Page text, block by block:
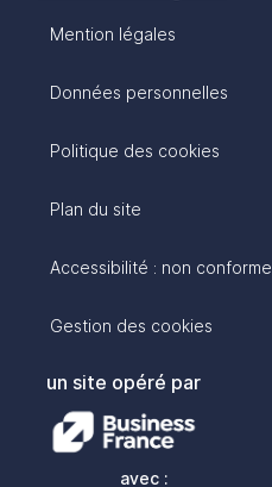
Mention légales
Données personnelles
Politique des cookies
Plan du site
Accessibilité : non conforme
Gestion des cookies
un site opéré par
avec :